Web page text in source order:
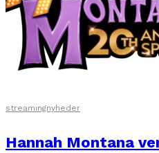
streamingnyheder
Hannah Montana